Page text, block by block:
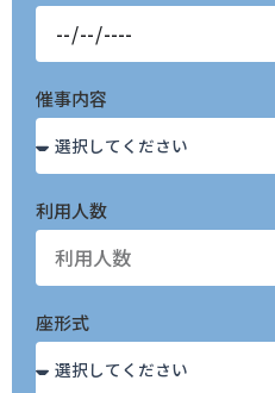
催事内容
利用人数
座形式